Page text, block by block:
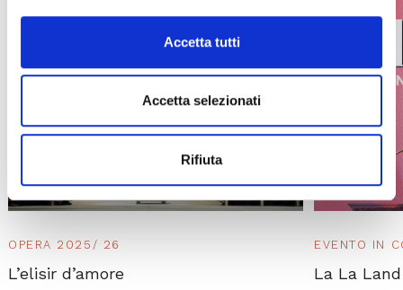
Accetta tutti
Accetta selezionati
Rifiuta
OPERA 2025/ 26
L’elisir d’amore
EVENTO IN
La La